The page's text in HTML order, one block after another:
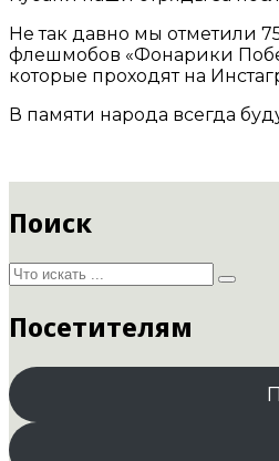
Не так давно мы отметили
флешмобов «Фонарики
которые проходят на
В памяти народа всегда
Поиск
Посетителям